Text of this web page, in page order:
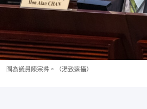
圖為議員陳宗彝。（湯致遠攝）